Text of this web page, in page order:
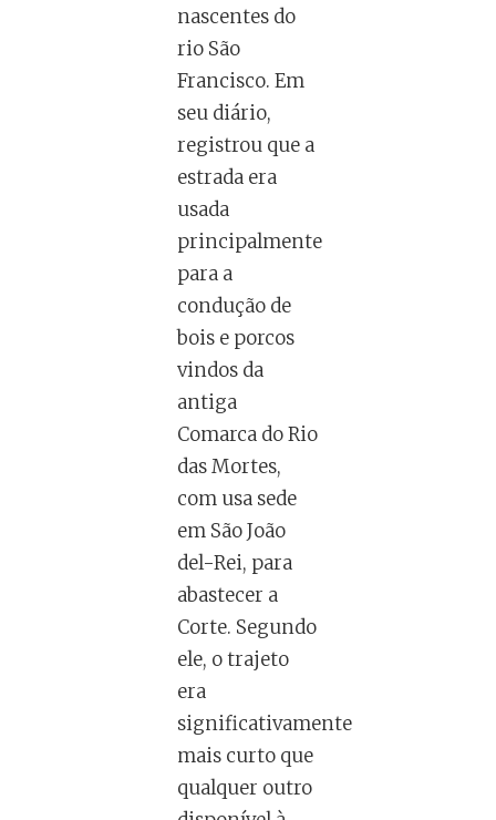
nascentes do
rio São
Francisco. Em
seu diário,
registrou que a
estrada era
usada
principalmente
para a
condução de
bois e porcos
vindos da
antiga
Comarca do Rio
das Mortes,
com usa sede
em São João
del-Rei, para
abastecer a
Corte. Segundo
ele, o trajeto
era
significativamente
mais curto que
qualquer outro